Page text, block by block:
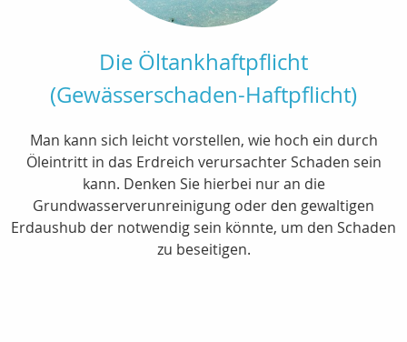
Die Öltankhaftpflicht
(Gewässerschaden-Haftpflicht)
Man kann sich leicht vorstellen, wie hoch ein durch
Öleintritt in das Erdreich verursachter Schaden sein
kann. Denken Sie hierbei nur an die
Grundwasserverunreinigung oder den gewaltigen
Erdaushub der notwendig sein könnte, um den Schaden
zu beseitigen.